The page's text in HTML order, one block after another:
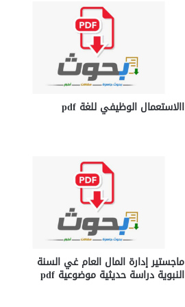
االاستعمال الوظيفي للغة pdf
ماجستير إدارة المال العام غي السنة
النبوية دراسة حديثية موضوعية pdf